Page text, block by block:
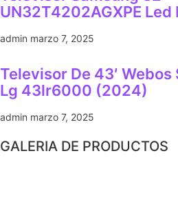
UN32T4202AGXPE Led
admin marzo 7, 2025
Televisor De 43′
Lg 43lr6000 (2024)
admin marzo 7, 2025
GALERIA DE PRODUCTOS